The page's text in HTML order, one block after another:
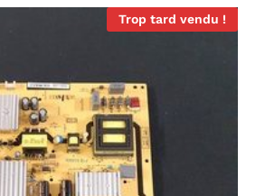
Trop tard vendu !